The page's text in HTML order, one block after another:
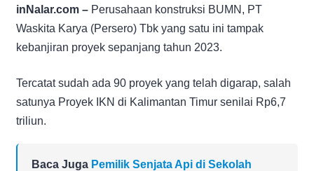
inNalar.com – Perusahaan konstruksi BUMN, PT
Waskita Karya (Persero) Tbk yang satu ini tampak
kebanjiran proyek sepanjang tahun 2023.
Tercatat sudah ada 90 proyek yang telah digarap, salah
satunya Proyek IKN di Kalimantan Timur senilai Rp6,7
triliun.
Baca Juga Pemilik Senjata Api di Sekolah